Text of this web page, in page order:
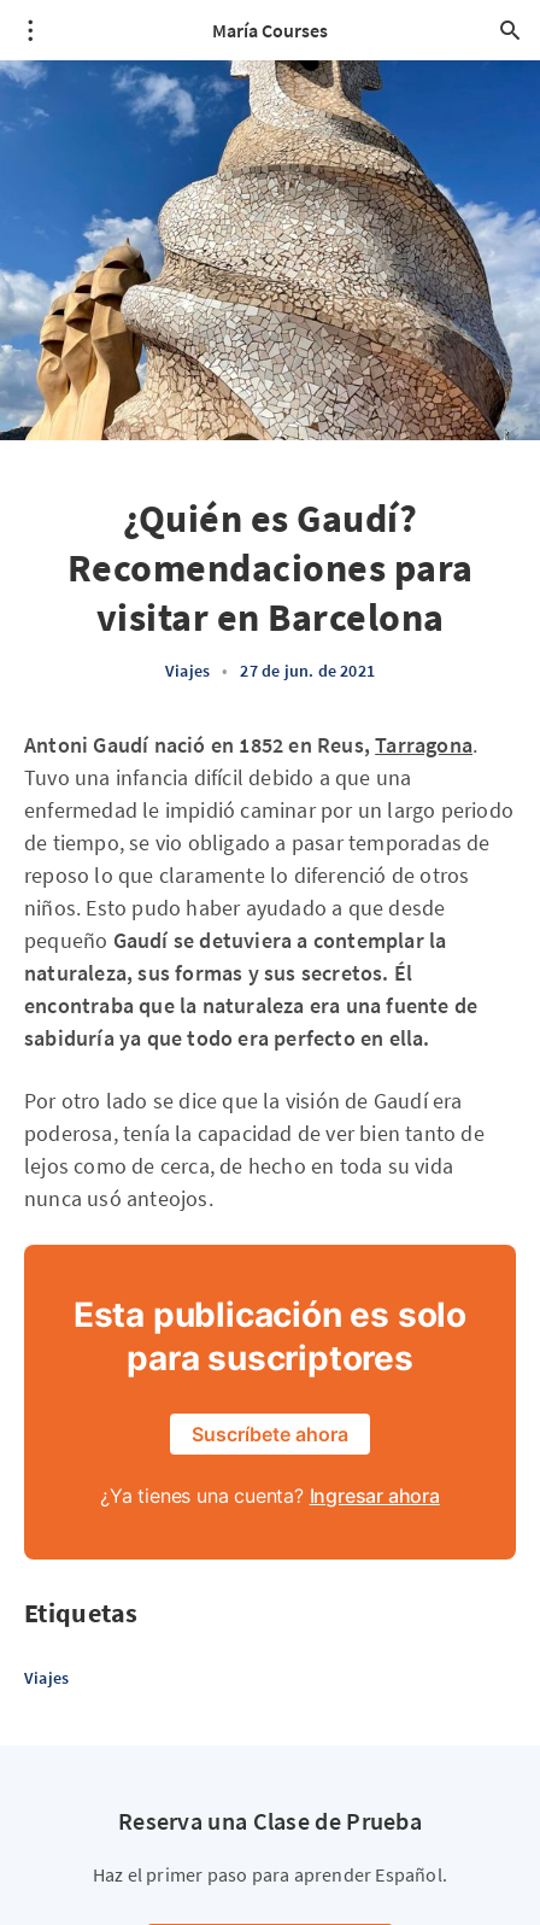
María Courses
¿Quién es Gaudí?
Recomendaciones para
visitar en Barcelona
Viajes • 27 de jun. de 2021
Antoni Gaudí nació en 1852 en Reus,Tarragona.
Tuvo una infancia difícil debido a que una
enfermedad le impidió caminar por un largo periodo
de tiempo, se vio obligado a pasar temporadas de
reposo lo que claramente lo diferenció de otros
niños. Esto pudo haber ayudado a que desde
pequeño Gaudí se detuviera a contemplar la
naturaleza, sus formas y sus secretos. Él
encontraba que la naturaleza era una fuente de
sabiduría ya que todo era perfecto en ella.
Por otro lado se dice que la visión de Gaudí era
poderosa, tenía la capacidad de ver bien tanto de
lejos como de cerca, de hecho en toda su vida
nunca usó anteojos.
Esta publicación es solo
para suscriptores
Suscríbete ahora
¿Ya tienes una cuenta? Ingresar ahora
Etiquetas
Viajes
Reserva una Clase de Prueba
Haz el primer paso para aprender Español.